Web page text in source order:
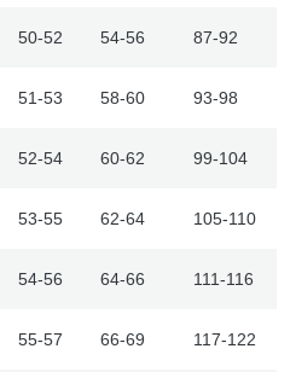
50-52 54-56 87-92
51-53 58-60 93-98
52-54 60-62 99-104
53-55 62-64 105-110
54-56 64-66 111-116
55-57 66-69 117-122